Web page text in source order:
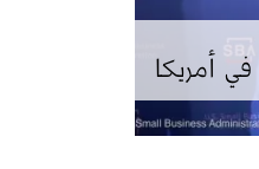
أمريكا